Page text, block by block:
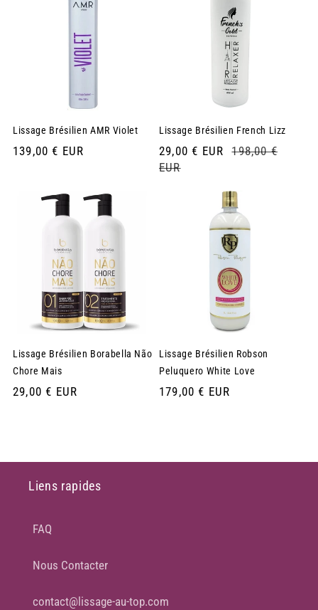
Lissage Brésilien AMR Violet
Prix
139,00 € EUR
Lissage Brésilien French Lizz
Prix
soldé
29,00 € EUR
Prix
198,00 €
EUR
Lissage Brésilien Borabella Não
Chore Mais
Prix
29,00 € EUR
Lissage Brésilien Robson
Peluquero White Love
Prix
179,00 € EUR
Liens rapides
FAQ
Nous Contacter
contact@lissage-au-top.com